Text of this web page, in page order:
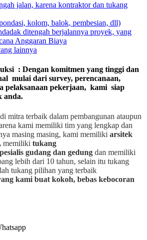
jalan, karena kontraktor dan tukang
kolom, balok, pembesian, dll)
ditengah berjalannya proyek, yang
Anggaran Biaya
lainnya
: Dengan komitmen yang tinggi dan
mulai dari survey, perencanaan,
pelaksanaan pekerjaan, kami siap
anda.
mitra terbaik dalam pembangunan ataupun
kami memiliki tim yang lengkap dan
masing masing, kami memiliki arsitek
memiliki tukang
gudang dan gedung dan memiliki
lebih dari 10 tahun, selain itu tukang
tukang pilihan yang terbaik
kami buat kokoh, bebas kebocoran